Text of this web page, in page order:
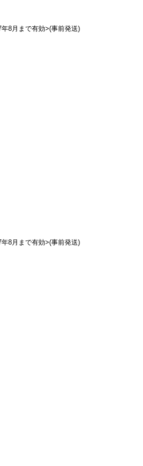
8月まで有効>(事前発送)
8月まで有効>(事前発送)